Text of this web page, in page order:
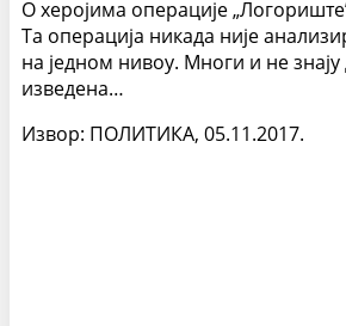
О херојима операције
Та операција никада није
на једном нивоу. Многи и не знају
изведена…
Извор: ПОЛИТИКА, 05.11.2017.